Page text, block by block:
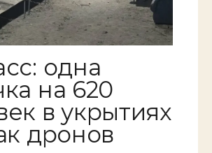
одна
на 620
в укрытиях
дронов